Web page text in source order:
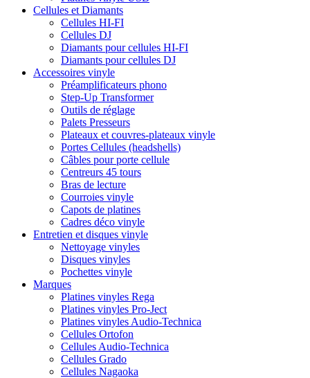
Cellules et Diamants
Cellules HI-FI
Cellules DJ
Diamants pour cellules HI-FI
Diamants pour cellules DJ
Accessoires vinyle
Préamplificateurs phono
Step-Up Transformer
Outils de réglage
Palets Presseurs
Plateaux et couvres-plateaux vinyle
Portes Cellules (headshells)
Câbles pour porte cellule
Centreurs 45 tours
Bras de lecture
Courroies vinyle
Capots de platines
Cadres déco vinyle
Entretien et disques vinyle
Nettoyage vinyles
Disques vinyles
Pochettes vinyle
Marques
Platines vinyles Rega
Platines vinyles Pro-Ject
Platines vinyles Audio-Technica
Cellules Ortofon
Cellules Audio-Technica
Cellules Grado
Cellules Nagaoka